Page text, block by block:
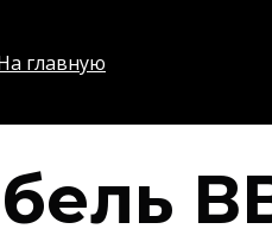
главную